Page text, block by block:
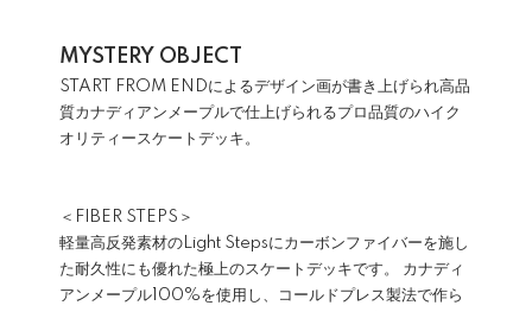
MYSTERY OBJECT
START FROM ENDによるデザイン画が書き上げられ高品
質カナディアンメープルで仕上げられるプロ品質のハイク
オリティースケートデッキ。
＜FIBER STEPS＞
軽量高反発素材のLight Stepsにカーボンファイバーを施し
た耐久性にも優れた極上のスケートデッキです。 カナディ
アンメープル100%を使用し、コールドプレス製法で作ら